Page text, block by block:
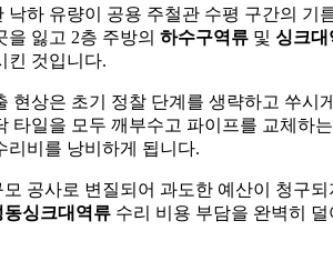
낙하 유량이 공용 주철관 수평 구간의 기
잃고 2층 주방의 하수구역류및 싱크대
킨 것입니다.
현상은 초기 정찰 단계를 생략하고 쑤시
타일을 모두 깨부수고 파이프를 교체하는
리비를 낭비하게 됩니다.
공사로 변질되어 과도한 예산이 청구되
동싱크대역류수리 비용 부담을 완벽히 덜